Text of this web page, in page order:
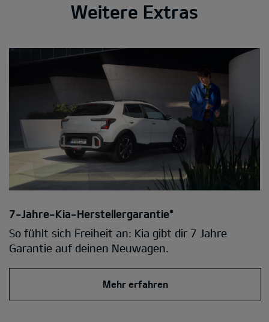
Weitere Extras
7-Jahre-Kia-Herstellergarantie*
So fühlt sich Freiheit an: Kia gibt dir 7 Jahre
Garantie auf deinen Neuwagen.
Mehr erfahren